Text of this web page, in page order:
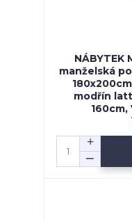
NÁBYTEK
manželská
modřín
160cm,